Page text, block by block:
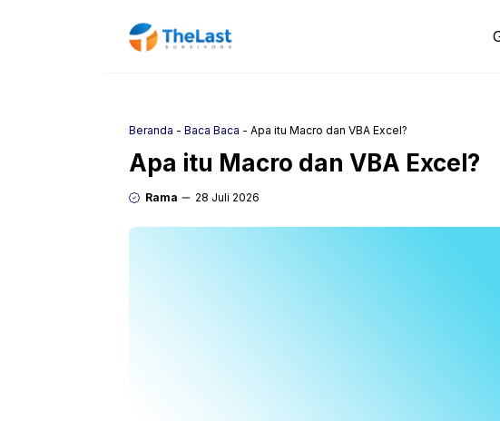
Beranda - Baca Baca - Apa itu Macro dan VBA Excel?
Apa itu Macro dan VBA Excel?
Rama 28 Juli 2026